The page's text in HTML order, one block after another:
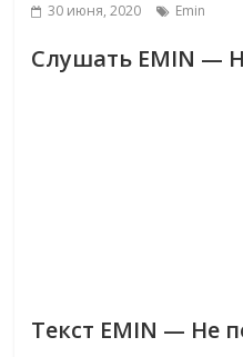
30 июня, 2020 Emin
Слушать EMIN —
Текст EMIN — Не